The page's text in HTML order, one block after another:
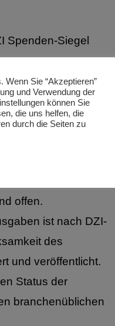
Spenden-Siegel
und werden
offen.
ist nach DZI-
des
und veröffentlicht.
Status der
branchenüblichen
Sie “Akzeptieren”
und Verwendung der
können Sie
die uns helfen, die
durch die Seiten zu